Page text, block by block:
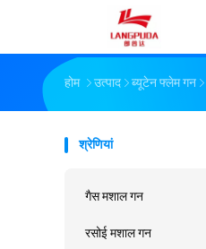
होम उत्पाद ब्यूटेन फ्लेम गन
श्रेणियां
गैस मशाल गन
रसोई मशाल गन